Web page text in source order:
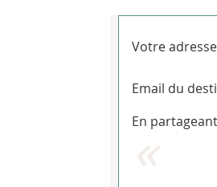
Votre
Email du
En